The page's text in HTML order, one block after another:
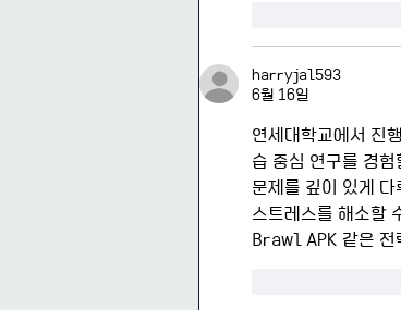
harryjal593
6월 16일
연세대학교에서 진
습 중심 연구를 경
문제를 깊이 있게
스트레스를 해소할
Brawl APK 같은 전